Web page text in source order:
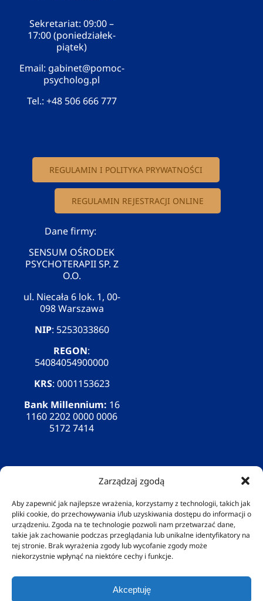
Zarządzaj zgodą
Aby zapewnić jak najlepsze wrażenia, korzystamy z technologii, takich jak
pliki cookie, do przechowywania i/lub uzyskiwania dostępu do informacji o
urządzeniu. Zgoda na te technologie pozwoli nam przetwarzać dane,
takie jak zachowanie podczas przeglądania lub unikalne identyfikatory na
tej stronie. Brak wyrażenia zgody lub wycofanie zgody może
niekorzystnie wpłynąć na niektóre cechy i funkcje.
Akceptuję
Sekretariat: 09:00 –
17:00 (poniedziałek-
piątek)
Email: gabinet@pomoc-
psycholog.pl
Tel.: +48 506 666 777
REGULAMIN I POLITYKA PRYWATNOŚCI
REGULAMIN REJESTRACJI ONLINE
Dane firmy:
SENSUM OŚRODEK
PSYCHOTERAPII SP. Z
O.O.
ul. Niecała 6 lok. 1, 00-
098 Warszawa
NIP: 5253033860
REGON:
54084054900000
KRS: 0001153623
Bank Millennium: 16
1160 2202 0000 0006
5172 7414
W naszym Ośrodku nie prowadzimy żadnych rejestrów
czy dokumentacji przebiegu leczenia/terapii, co daje
naszym klientom komfort i anonimowość.
Nasz regulamin jasno określa pełną dyskrecję oraz
zakaz przekazywania jakichkolwiek informacji na temat
klientów osobom trzecim.